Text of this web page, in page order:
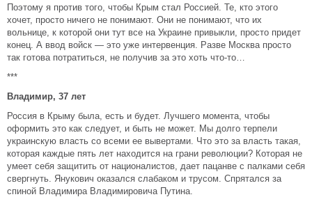
Поэтому я против того, чтобы Крым стал Россией. Те, кто этого
хочет, просто ничего не понимают. Они не понимают, что их
вольнице, к которой они тут все на Украине привыкли, просто придет
конец. А ввод войск — это уже интервенция. Разве Москва просто
так готова потратиться, не получив за это хоть что-то…
***
Владимир, 37 лет
Россия в Крыму была, есть и будет. Лучшего момента, чтобы
оформить это как следует, и быть не может. Мы долго терпели
украинскую власть со всеми ее вывертами. Что это за власть такая,
которая каждые пять лет находится на грани революции? Которая не
умеет себя защитить от националистов, дает пацанве с палками себя
свергнуть. Янукович оказался слабаком и трусом. Спрятался за
спиной Владимира Владимировича Путина.